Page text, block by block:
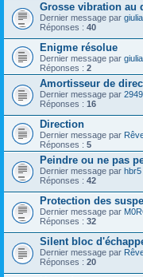
Grosse vibration au
Dernier message par
Réponses : 40
Enigme résolue
Dernier message par
Réponses : 2
Amortisseur de
Dernier message par
Réponses : 16
Direction
Dernier message par
Réponses : 5
Peindre ou ne pas
Dernier message par hbr5
Réponses : 42
Protection des
Dernier message par
Réponses : 32
Silent bloc
Dernier message par
Réponses : 20